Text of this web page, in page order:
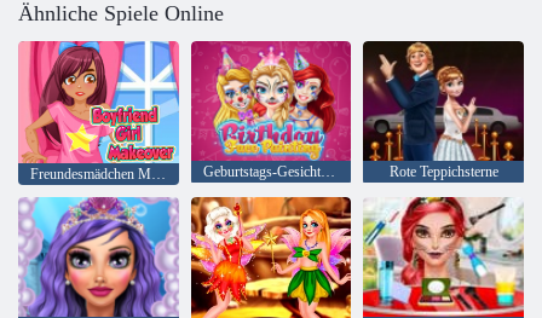
Ähnliche Spiele Online
Freundesmädchen Makeover Geburtstags-Gesichts-Malerei Rote Teppichsterne